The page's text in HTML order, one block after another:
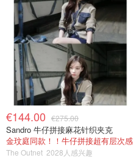
€144.00 €275.00
Sandro 牛仔拼接麻花针织夹克
金玟庭同款！！牛仔拼接超有层次感
The Outnet 2028人感兴趣